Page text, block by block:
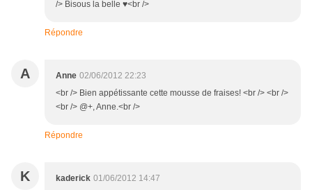
/> Bisous la belle ♥<br />
Répondre
A Anne 02/06/2012 22:23
<br /> Bien appétissante cette mousse de fraises! <br /> <br />
<br /> @+, Anne.<br />
Répondre
K kaderick 01/06/2012 14:47